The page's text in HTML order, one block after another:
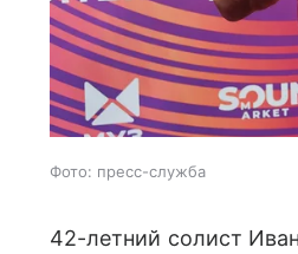
Фото: пресс-служба
42-летний солист